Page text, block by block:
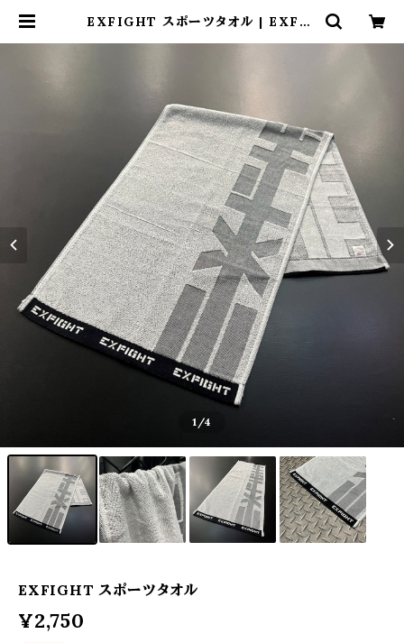
EXFIGHT スポーツタオル | EXFIG
1 /4
EXFIGHT スポーツタオル
¥2,750